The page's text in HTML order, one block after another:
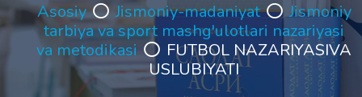
Asosiy Jismoniy-madaniyat
Jismoniy
tarbiya va sport mashg'ulotlari nazariyasi
va metodikasi
FUTBOL NAZARIYASIVA
USLUBIYATI